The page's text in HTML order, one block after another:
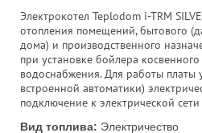
Электрокотел Teplodom i-TRM
отопления помещений, бытового
дома) и производственного
при установке бойлера
водоснабжения. Для работы платы
встроенной автоматики)
подключение к электрической
Вид топлива: Электричество